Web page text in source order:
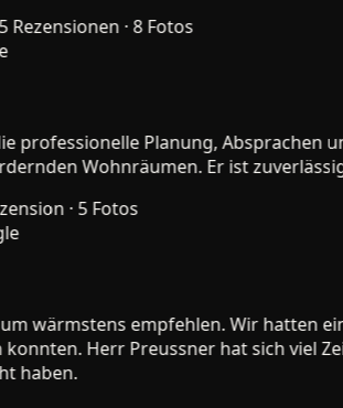
· 8 Fotos
Planung, Absprachen
Wohnräumen. Er ist zuverlässig,
· 5 Fotos
wärmstens empfehlen. Wir hatten
Herr Preussner hat sich viel Zeit